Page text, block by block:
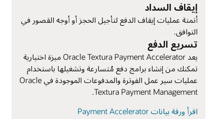
إيقاف السداد
أتمتة عمليات إيقاف الدفع لتأجيل الحجز أو أوجه القصور في
التوافق.
تسريع الدفع
يعد Oracle Textura Payment Accelerator ميزة اختيارية
تمكنك من إنشاء برامج دفع مُتسارعة وتشغيلها باستخدام
عمليات سير عمل الفوترة والمدفوعات الموجودة في Oracle
Textura Payment Management.
اقرأ ورقة بيانات Payment Accelerator